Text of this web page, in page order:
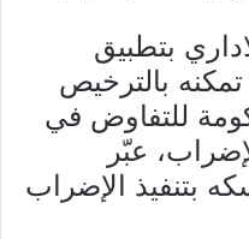
بتطبيق
20 وعدم تمكنه بالترخيص
للتفاوض في
عبّر
بتنفيذ الإضراب